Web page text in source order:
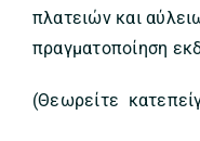
πλατειών και
πραγματοποίηση
(Θεωρείτε